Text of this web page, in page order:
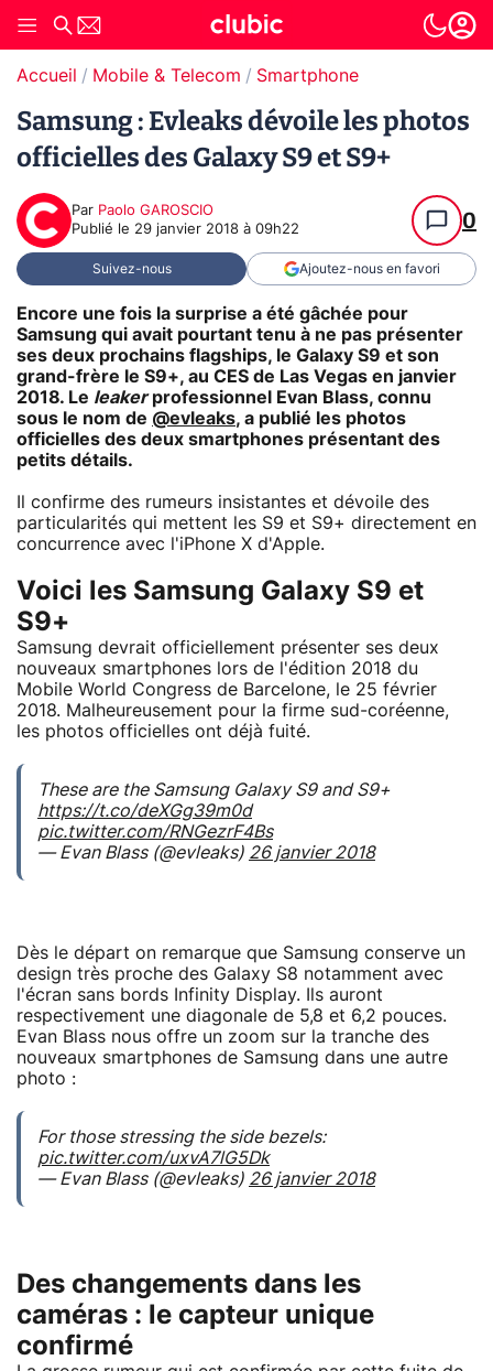
Accueil Mobile & Telecom Smartphone
Samsung : Evleaks dévoile les photos
officielles des Galaxy S9 et S9+
Par Paolo GAROSCIO
Publié le 29 janvier 2018 à 09h22 0
Suivez-nous Ajoutez-nous en favori
Encore une fois la surprise a été gâchée pour
Samsung qui avait pourtant tenu à ne pas présenter
ses deux prochains flagships, le Galaxy S9 et son
grand-frère le S9+, au CES de Las Vegas en janvier
2018. Le leakerprofessionnel Evan Blass, connu
sous le nom de @evleaks, a publié les photos
officielles des deux smartphones présentant des
petits détails.
Il confirme des rumeurs insistantes et dévoile des
particularités qui mettent les S9 et S9+ directement en
concurrence avec l'iPhone X d'Apple.
Voici les Samsung Galaxy S9 et
S9+
Samsung devrait officiellement présenter ses deux
nouveaux smartphones lors de l'édition 2018 du
Mobile World Congress de Barcelone, le 25 février
2018. Malheureusement pour la firme sud-coréenne,
les photos officielles ont déjà fuité.
These are the Samsung Galaxy S9 and S9+
https://t.co/deXGg39m0d
pic.twitter.com/RNGezrF4Bs
— Evan Blass (@evleaks) 26 janvier 2018
Dès le départ on remarque que Samsung conserve un
design très proche des Galaxy S8 notamment avec
l'écran sans bords Infinity Display. Ils auront
respectivement une diagonale de 5,8 et 6,2 pouces.
Evan Blass nous offre un zoom sur la tranche des
nouveaux smartphones de Samsung dans une autre
photo :
For those stressing the side bezels:
pic.twitter.com/uxvA7lG5Dk
— Evan Blass (@evleaks) 26 janvier 2018
Des changements dans les
caméras : le capteur unique
confirmé